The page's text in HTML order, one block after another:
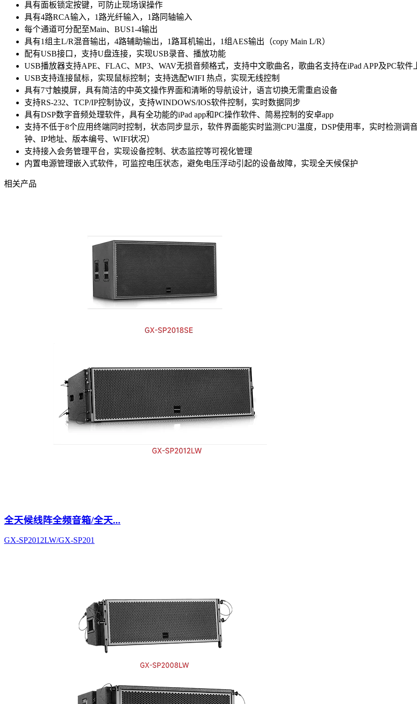
具有面板锁定按键，可防止现场误操作
具有4路RCA输入，1路光纤输入，1路同轴输入
每个通道可分配至Main、BUS1-4输出
具有1组主L/R混音输出，4路辅助输出，1路耳机输出，1组AES输出（copy Main L/R）
配有USB接口，支持U盘连接，实现USB录音、播放功能
USB播放器支持APE、FLAC、MP3、WAV无损音频格式，支持中文歌曲名，歌曲名支持在iPad APP及PC软
USB支持连接鼠标，实现鼠标控制；支持选配WIFI 热点，实现无线控制
具有7寸触摸屏，具有简洁的中英文操作界面和清晰的导航设计，语言切换无需重启设备
支持RS-232、TCP/IP控制协议，支持WINDOWS/IOS软件控制，实时数据同步
具有DSP数字音频处理软件，具有全功能的iPad app和PC操作软件、简易控制的安卓app
支持不低于8个应用终端同时控制，状态同步显示，软件界面能实时监测CPU温度，DSP使用率，实时检测
钟、IP地址、版本编号、WIFI状况）
支持接入会务管理平台，实现设备控制、状态监控等可视化管理
内置电源管理嵌入式软件，可监控电压状态，避免电压浮动引起的设备故障，实现全天候保护
相关产品
全天候线阵全频音箱/全天...
GX-SP2012LW/GX-SP201